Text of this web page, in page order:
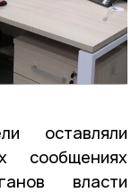
оставляли
сообщениях
власти